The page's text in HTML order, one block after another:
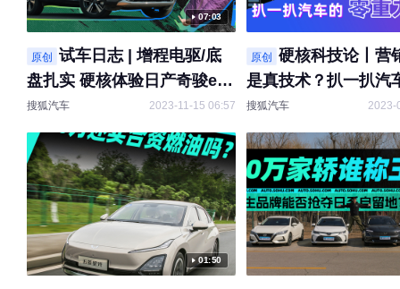
07:03
原创
试车日志 | 增程电驱/底
盘扎实 硬核体验日产奇骏e-
POWER
搜狐汽车 2023-11-15 06:57
原创
硬核科技论丨营
是真技术？扒一扒汽
重力座椅
搜狐汽车 2023-
01:50